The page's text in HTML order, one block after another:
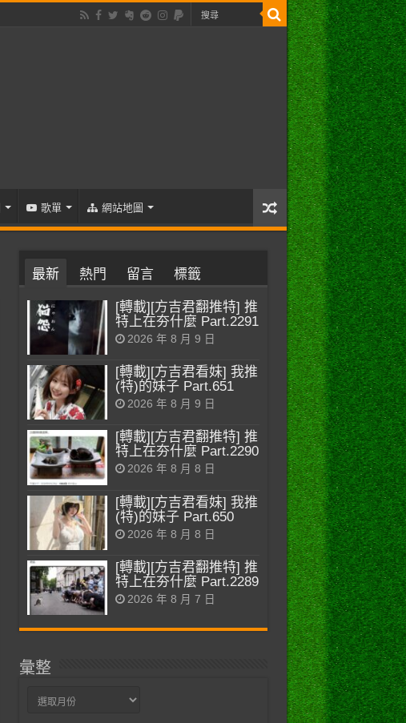
歌單 網站地圖
最新 熱門 留言 標籤
[轉載][方吉君翻推特] 推
特上在夯什麼 Part.2291
2026 年 8 月 9 日
[轉載][方吉君看妹] 我推
(特)的妹子 Part.651
2026 年 8 月 9 日
[轉載][方吉君翻推特] 推
特上在夯什麼 Part.2290
2026 年 8 月 8 日
[轉載][方吉君看妹] 我推
(特)的妹子 Part.650
2026 年 8 月 8 日
[轉載][方吉君翻推特] 推
特上在夯什麼 Part.2289
2026 年 8 月 7 日
彙整
彙